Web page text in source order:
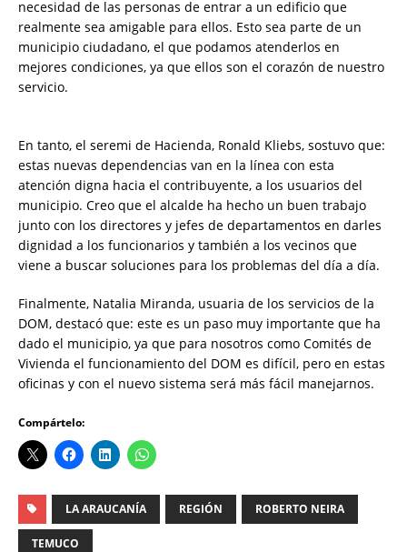
necesidad de las personas de entrar a un edificio que
realmente sea amigable para ellos. Esto sea parte de un
municipio ciudadano, el que podamos atenderlos en
mejores condiciones, ya que ellos son el corazón de nuestro
servicio.
En tanto, el seremi de Hacienda, Ronald Kliebs, sostuvo que:
estas nuevas dependencias van en la línea con esta
atención digna hacia el contribuyente, a los usuarios del
municipio. Creo que el alcalde ha hecho un buen trabajo
junto con los directores y jefes de departamentos en darles
dignidad a los funcionarios y también a los vecinos que
viene a buscar soluciones para los problemas del día a día.
Finalmente, Natalia Miranda, usuaria de los servicios de la
DOM, destacó que: este es un paso muy importante que ha
dado el municipio, ya que para nosotros como Comités de
Vivienda el funcionamiento del DOM es difícil, pero en estas
oficinas y con el nuevo sistema será más fácil manejarnos.
Compártelo:
LA ARAUCANÍA REGIÓN ROBERTO NEIRA
TEMUCO